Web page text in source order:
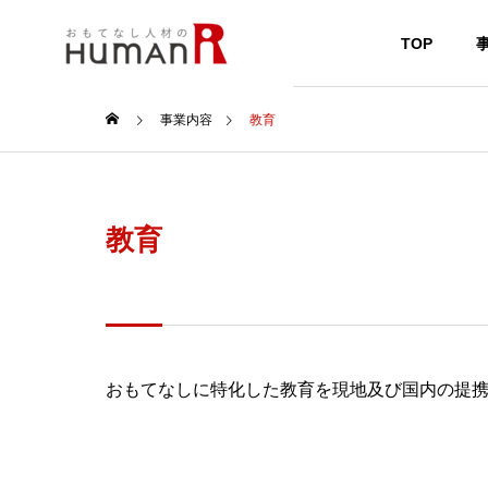
TOP
事業内容 教育
教育
おもてなしに特化した教育を現地及び国内の提